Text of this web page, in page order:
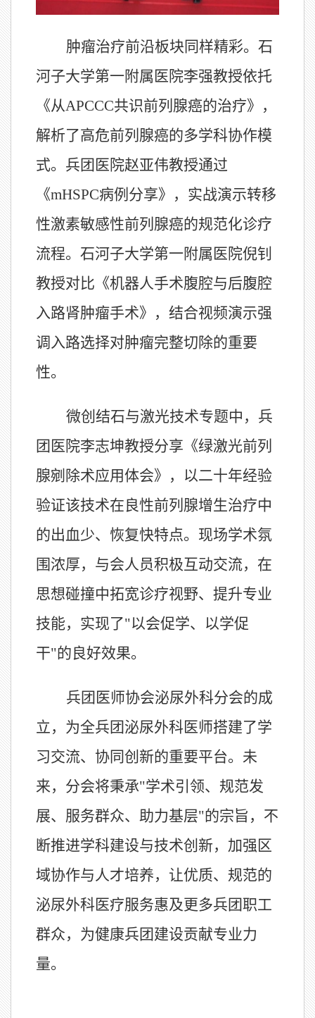
肿瘤治疗前沿板块同样精彩。石
河子大学第一附属医院李强教授依托
《从APCCC共识前列腺癌的治疗》，
解析了高危前列腺癌的多学科协作模
式。兵团医院赵亚伟教授通过
《mHSPC病例分享》，实战演示转移
性激素敏感性前列腺癌的规范化诊疗
流程。石河子大学第一附属医院倪钊
教授对比《机器人手术腹腔与后腹腔
入路肾肿瘤手术》，结合视频演示强
调入路选择对肿瘤完整切除的重要
性。
微创结石与激光技术专题中，兵
团医院李志坤教授分享《绿激光前列
腺剜除术应用体会》，以二十年经验
验证该技术在良性前列腺增生治疗中
的出血少、恢复快特点。现场学术氛
围浓厚，与会人员积极互动交流，在
思想碰撞中拓宽诊疗视野、提升专业
技能，实现了"以会促学、以学促
干"的良好效果。
兵团医师协会泌尿外科分会的成
立，为全兵团泌尿外科医师搭建了学
习交流、协同创新的重要平台。未
来，分会将秉承"学术引领、规范发
展、服务群众、助力基层"的宗旨，不
断推进学科建设与技术创新，加强区
域协作与人才培养，让优质、规范的
泌尿外科医疗服务惠及更多兵团职工
群众，为健康兵团建设贡献专业力
量。